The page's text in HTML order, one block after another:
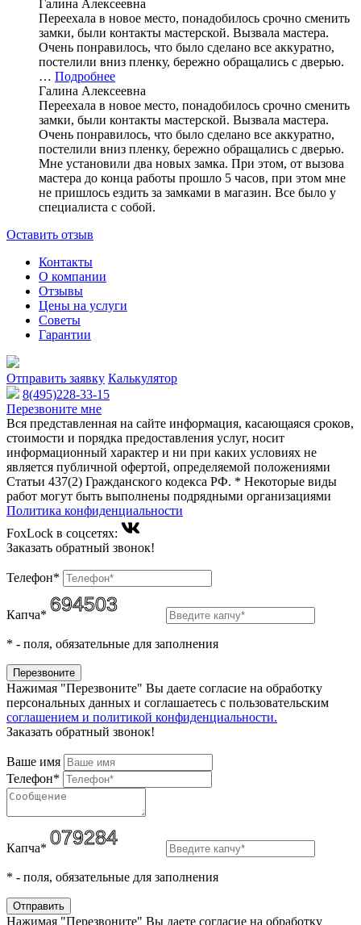
Галина Алексеевна
Переехала в новое место, понадобилось срочно сменить
замки, были контакты мастерской. Вызвала мастера.
Очень понравилось, что было сделано все аккуратно,
постелили вниз пленку, бережно обращались с дверью.
… Подробнее
Галина Алексеевна
Переехала в новое место, понадобилось срочно сменить
замки, были контакты мастерской. Вызвала мастера.
Очень понравилось, что было сделано все аккуратно,
постелили вниз пленку, бережно обращались с дверью.
Мне установили два новых замка. При этом, от вызова
мастера до конца работы прошло 5 часов, при этом мне
не пришлось ездить за замками в магазин. Все было у
специалиста с собой.
Оставить отзыв
Контакты
О компании
Отзывы
Цены на услуги
Советы
Гарантии
Отправить заявку Калькулятор
8(495)228-33-15
Перезвоните мне
Вся представленная на сайте информация, касающаяся сроков,
стоимости и порядка предоставления услуг, носит
информационный характер и ни при каких условиях не
является публичной офертой, определяемой положениями
Статьи 437(2) Гражданского кодекса РФ. * Некоторые виды
работ могут быть выполнены подрядными организациями
Политика конфиденциальности
FoxLock в соцсетях:
Заказать обратный звонок!
Телефон*
Капча*
* - поля, обязательные для заполнения
Нажимая "Перезвоните" Вы даете согласие на обработку
персональных данных и соглашаетесь c пользовательским
соглашением и политикой конфиденциальности.
Заказать обратный звонок!
Ваше имя
Телефон*
Капча*
* - поля, обязательные для заполнения
Нажимая "Перезвоните" Вы даете согласие на обработку